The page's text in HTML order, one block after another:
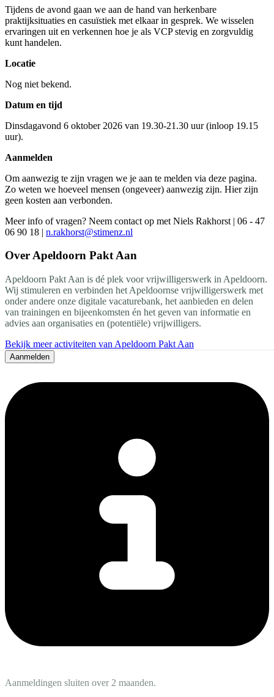
Tijdens de avond gaan we aan de hand van herkenbare
praktijksituaties en casuïstiek met elkaar in gesprek. We wisselen
ervaringen uit en verkennen hoe je als VCP stevig en zorgvuldig
kunt handelen.
Locatie
Nog niet bekend.
Datum en tijd
Dinsdagavond 6 oktober 2026 van 19.30-21.30 uur (inloop 19.15
uur).
Aanmelden
Om aanwezig te zijn vragen we je aan te melden via deze pagina.
Zo weten we hoeveel mensen (ongeveer) aanwezig zijn. Hier zijn
geen kosten aan verbonden.
Meer info of vragen? Neem contact op met Niels Rakhorst | 06 - 47
06 90 18 | n.rakhorst@stimenz.nl
OverApeldoorn Pakt Aan
Apeldoorn Pakt Aan is dé plek voor vrijwilligerswerk in Apeldoorn.
Wij stimuleren en verbinden het Apeldoornse vrijwilligerswerk met
onder andere onze digitale vacaturebank, het aanbieden en delen
van trainingen en bijeenkomsten én het geven van informatie en
advies aan organisaties en (potentiële) vrijwilligers.
Bekijk meer activiteiten van Apeldoorn Pakt Aan
Aanmelden
Aanmeldingen sluiten over 2 maanden.